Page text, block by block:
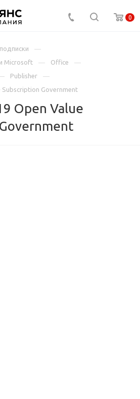
0
Microsoft
Office
Publisher
Subscription Government
Open Value